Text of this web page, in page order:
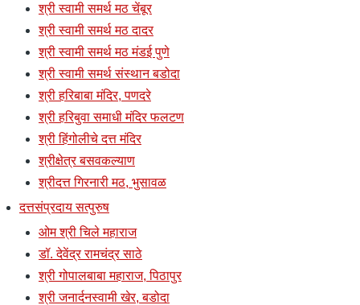
श्री स्वामी समर्थ मठ चेंबूर
श्री स्वामी समर्थ मठ दादर
श्री स्वामी समर्थ मठ मंडई पुणे
श्री स्वामी समर्थ संस्थान बडोदा
श्री हरिबाबा मंदिर, पणदरे
श्री हरिबुवा समाधी मंदिर फलटण
श्री हिंगोलीचे दत्त मंदिर
श्रीक्षेत्र बसवकल्याण
श्रीदत्त गिरनारी मठ, भुसावळ
दत्तसंप्रदाय सत्पुरुष
ओम श्री चिले महाराज
डॉ. देवेंद्र रामचंद्र साठे
श्री गोपालबाबा महाराज, पिठापुर
श्री जनार्दनस्वामी खेर, बडोदा